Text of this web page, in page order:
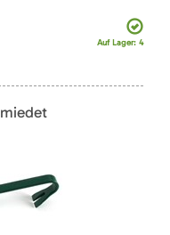
Auf Lager: 4